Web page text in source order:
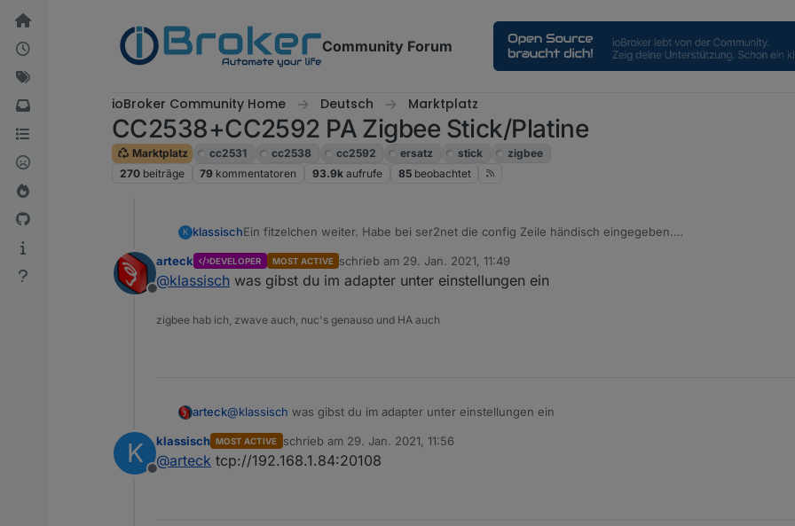
Weiter zum Inhalt
Community Forum
ioBroker Community Home Deutsch Marktplatz
CC2538+CC2592 PA Zigbee Stick/Platine
Marktplatz cc2531 cc2538 cc2592 ersatz stick
zigbee
270 beiträge 79 kommentatoren 93.9k aufrufe 85 beobachtet
K klassischEin fitzelchen weiter. Habe bei ser2net die config Zeile händisch eingegeben.
Offline
arteck DEVELOPER MOST ACTIVE schrieb am 29. Jan. 2021, 11:49
zuletzt editiert von
@klassisch was gibst du im adapter unter einstellungen ein
zigbee hab ich, zwave auch, nuc's genauso und HA auch
arteck@klassisch was gibst du im adapter unter einstellungen ein
K
Offline
klassisch MOST ACTIVE schrieb am 29. Jan. 2021, 11:56
zuletzt editiert von
@arteck tcp://192.168.1.84:20108